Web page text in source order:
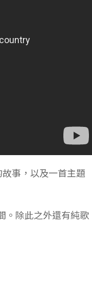
事，以及一首主題
。除此之外還有純歌